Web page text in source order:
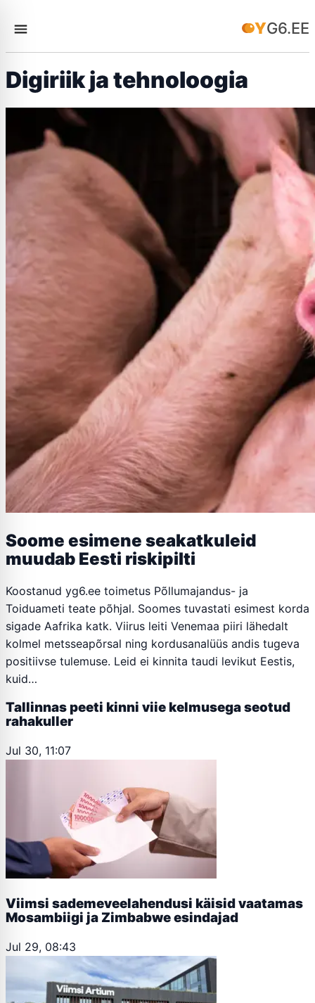
YG6.EE
Digiriik ja tehnoloogia
Soome esimene seakatkuleid
muudab Eesti riskipilti
Koostanud yg6.ee toimetus Põllumajandus- ja
Toiduameti teate põhjal. Soomes tuvastati esimest korda
sigade Aafrika katk. Viirus leiti Venemaa piiri lähedalt
kolmel metsseapõrsal ning kordusanalüüs andis tugeva
positiivse tulemuse. Leid ei kinnita taudi levikut Eestis,
kuid…
Tallinnas peeti kinni viie kelmusega seotud
rahakuller
Jul 30, 11:07
Viimsi sademeveelahendusi käisid vaatamas
Mosambiigi ja Zimbabwe esindajad
Jul 29, 08:43